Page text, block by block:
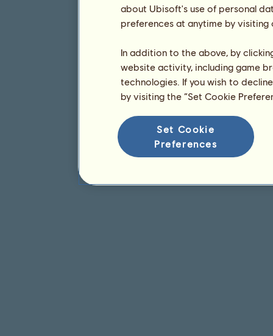
about Ubisoft's use of personal
preferences at anytime by
In addition to the above, by
website activity, including game
technologies. If you wish to
by visiting the “Set Cookie
Set Cookie
Preferences